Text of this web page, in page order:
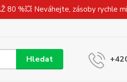
80 %💥 Neváhejte, zásoby rychle
Hledat